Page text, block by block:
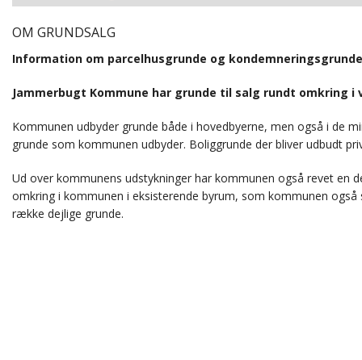
OM GRUNDSALG
Information om parcelhusgrunde og
Jammerbugt Kommune har grunde til salg rundt omkring i
Kommunen udbyder grunde både i hovedbyerne, men også i de
grunde som kommunen udbyder. Boliggrunde der bliver udbudt
Ud over kommunens udstykninger har kommunen også revet
omkring i kommunen i eksisterende byrum, som kommunen
række dejlige grunde.